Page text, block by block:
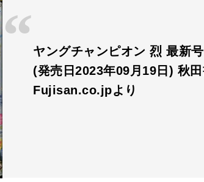
ヤングチャンピオン 烈 最新
(発売日2023年09月19日) 秋
Fujisan.co.jpより